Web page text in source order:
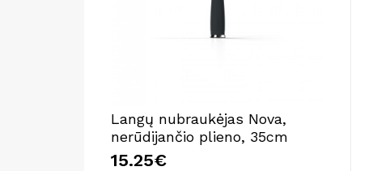
Langų nubraukėjas Nova,
nerūdijančio plieno, 35cm
15.25€